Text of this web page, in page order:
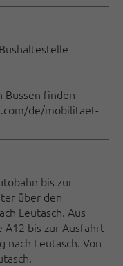
Bussen finden
de/mobilitaet-
bis zur
über den
Leutasch. Aus
A12 bis zur Ausfahrt
nach Leutasch. Von